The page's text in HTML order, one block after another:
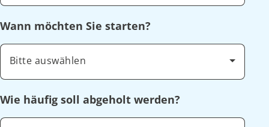
Wann möchten Sie starten?
Bitte auswählen
Wie häufig soll abgeholt werden?